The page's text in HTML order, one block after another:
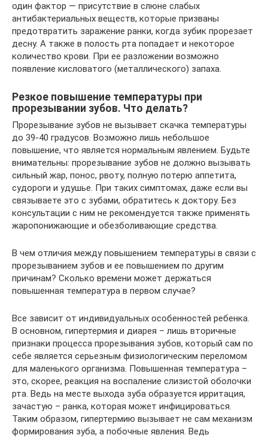
один фактор — присутствие в слюне слабых
антибактериальных веществ, которые призваны
предотвратить заражение ранки, когда зубик прорезает
десну. А также в полость рта попадает и некоторое
количество крови. При ее разложении возможно
появление кисловатого (металлического) запаха.
Резкое повышение температуры при
прорезывании зубов. Что делать?
Прорезывание зубов не вызывает скачка температуры
до 39-40 градусов. Возможно лишь небольшое
повышение, что является нормальным явлением. Будьте
внимательны: прорезывание зубов не должно вызывать
сильный жар, понос, рвоту, полную потерю аппетита,
судороги и удушье. При таких симптомах, даже если вы
связываете это с зубами, обратитесь к доктору. Без
консультации с ним не рекомендуется также применять
жаропонижающие и обезболивающие средства.
В чем отличия между повышением температуры в связи с
прорезыванием зубов и ее повышением по другим
причинам? Сколько времени может держаться
повышенная температура в первом случае?
Все зависит от индивидуальных особенностей ребенка.
В основном, гипертермия и диарея – лишь вторичные
признаки процесса прорезывания зубов, который сам по
себе является серьезным физиологическим переломом
для маленького организма. Повышенная температура –
это, скорее, реакция на воспаление слизистой оболочки
рта. Ведь на месте выхода зуба образуется ирритация,
зачастую – ранка, которая может инфицироваться.
Таким образом, гипертермию вызывает не сам механизм
формирования зуба, а побочные явления. Ведь